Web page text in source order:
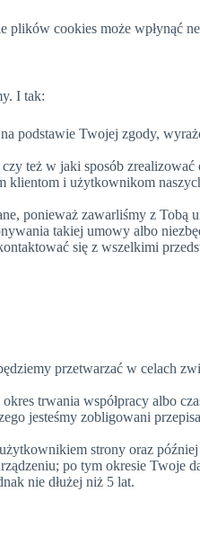
cookies może wpłynąć
I tak:
podstawie Twojej zgody,
też w jaki sposób
klientom i użytkownikom
ponieważ zawarliśmy z Tobą
takiej umowy albo
się z wszelkimi
przetwarzać w celach
trwania współpracy albo
jesteśmy zobligowani
strony oraz
po tym okresie Twoje
nie dłużej niż 5 lat.